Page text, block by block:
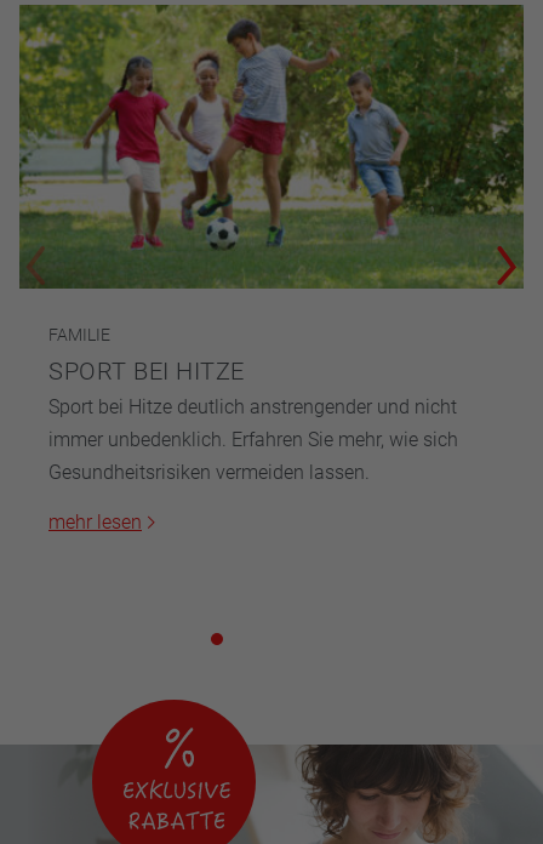
FAMILIE
SPORT BEI HITZE
Sport bei Hitze deutlich anstrengender und nicht
immer unbedenklich. Erfahren Sie mehr, wie sich
Gesundheitsrisiken vermeiden lassen.
mehr lesen